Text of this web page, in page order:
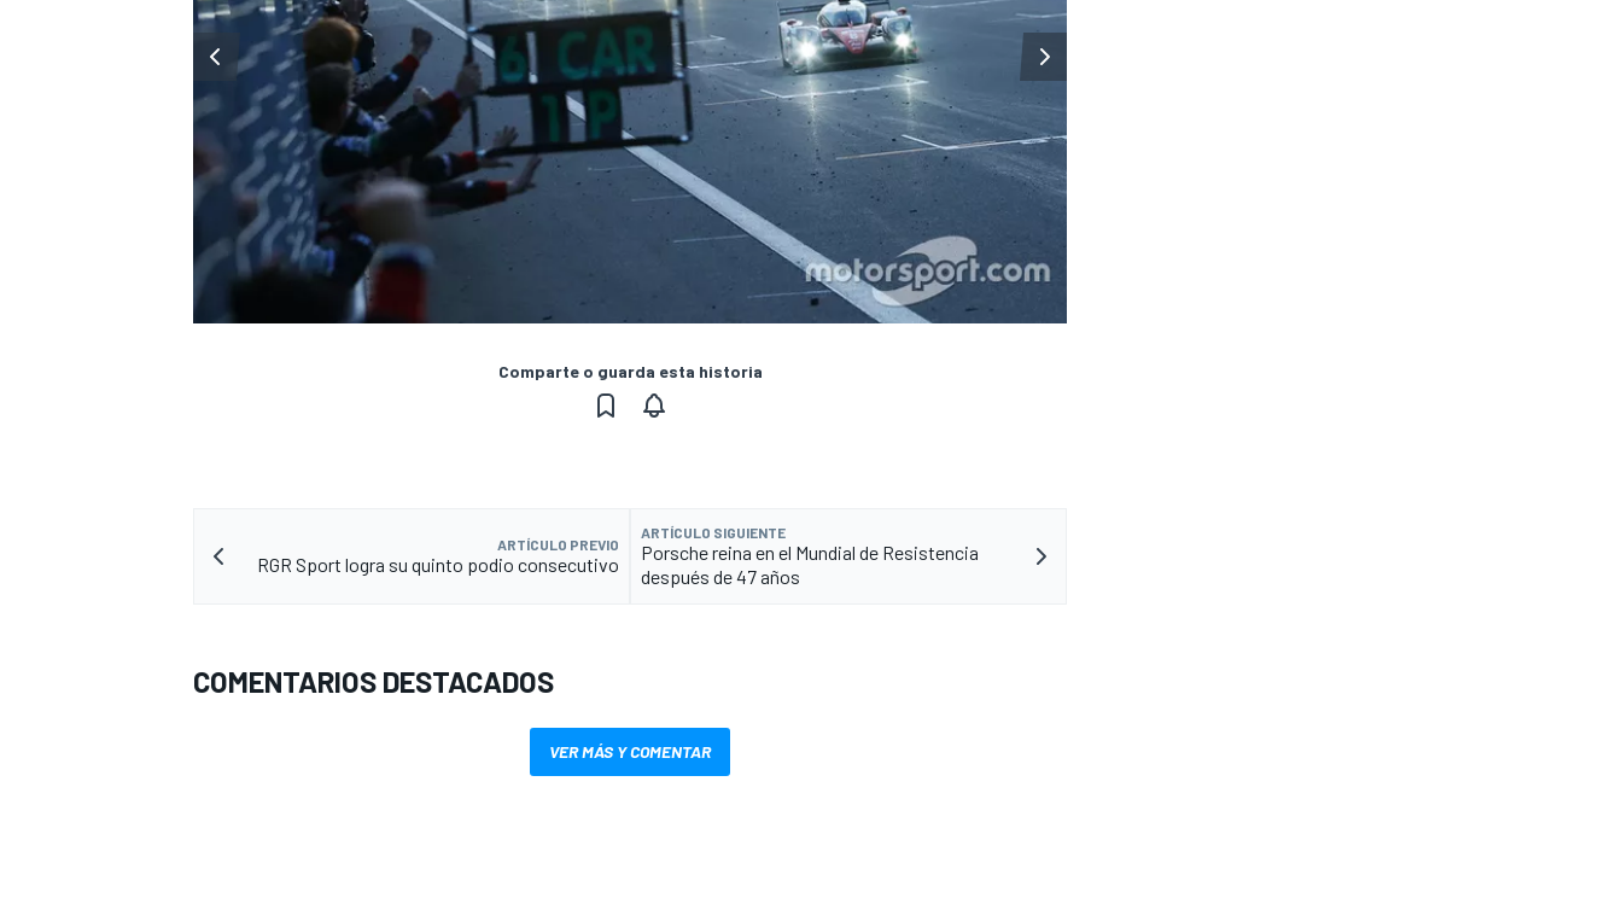
WRC
Comparte o guarda esta historia
ARTÍCULO PREVIO
RGR Sport logra su quinto podio consecutivo
ARTÍCULO SIGUIENTE
Porsche reina en el Mundial de Resistencia
después de 47 años
COMENTARIOS DESTACADOS
VER MÁS Y COMENTAR